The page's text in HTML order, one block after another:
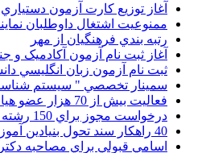
آغاز توزيع کارت آزمون
ممنوعيت اشتغال داوطلبان
رتبه بندي فرهنگيان از مهر
آغاز ثبت نام آزمون آکادميک و
ثبت نام آزمون زبان انگليسي
سمينار تخصصي " سيستم
فعاليت بيش از 70 هزار عضو هيات علمي در دانشگاه آزاد
درخواست مجوز براي 150 رشته ارشد علوم پزشکي آزاد
40 راهکار سند تحول بنيادين آموزش و پرورش
اسامي قبولي براي مصاحبه